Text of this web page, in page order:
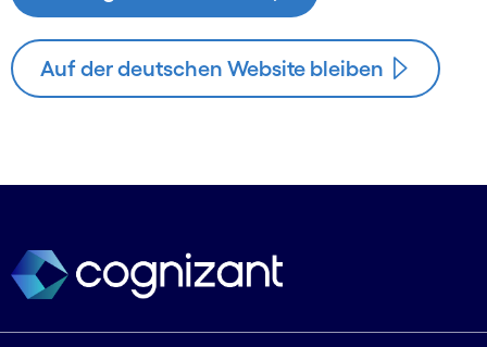
Auf der deutschen Website bleiben